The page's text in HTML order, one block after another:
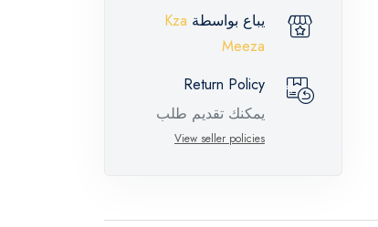
يباع بواسطة Kza
Meeza
Return Policy
يمكنك تقديم طلب
إرجاع لهذه المنتجات
حالة وجود عيوب من
View seller policies